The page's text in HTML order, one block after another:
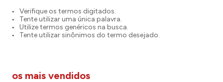
Verifique os termos digitados.
Tente utilizar uma única palavra.
Utilize termos genéricos na busca.
Tente utilizar sinônimos do termo desejado.
os mais vendidos